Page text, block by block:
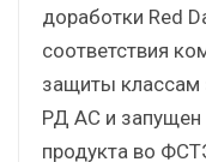
доработки Red
соответствия
защиты
РД АС и запущен
продукта во